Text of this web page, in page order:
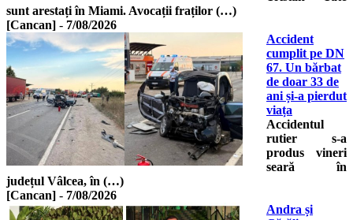
sunt arestați în Miami. Avocații fraților (…)
[Cancan] - 7/08/2026
Accident
cumplit pe DN
67. Un bărbat
de doar 33 de
ani și-a pierdut
viața
Accidentul
rutier s-a
produs vineri
seară în
județul Vâlcea, în (…)
[Cancan] - 7/08/2026
Andra și